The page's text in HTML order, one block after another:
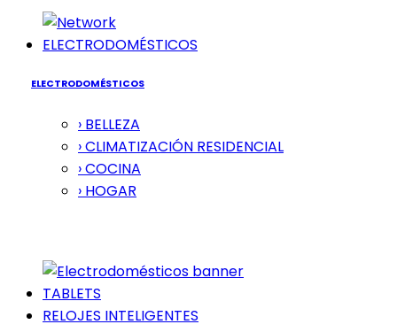
ELECTRODOMÉSTICOS
ELECTRODOMÉSTICOS
› BELLEZA
› CLIMATIZACIÓN RESIDENCIAL
› COCINA
› HOGAR
TABLETS
RELOJES INTELIGENTES